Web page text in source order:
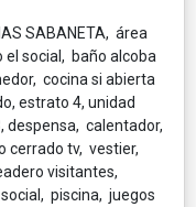
SABANETA, área
el social, baño alcoba
cocina si abierta
estrato 4, unidad
despensa, calentador,
cerrado tv, vestier,
visitantes,
piscina, juegos